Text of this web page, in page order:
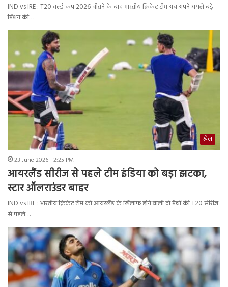
IND vs IRE : T20 वर्ल्ड कप 2026 जीतने के बाद भारतीय क्रिकेट टीम अब अपने अगले बड़े
मिशन की…
खेल
23 June 2026 - 2:25 PM
आयरलैंड सीरीज से पहले टीम इंडिया को बड़ा झटका,
स्टार ऑलराउंडर बाहर
IND vs IRE : भारतीय क्रिकेट टीम को आयरलैंड के खिलाफ होने वाली दो मैचों की T20 सीरीज
से पहले…